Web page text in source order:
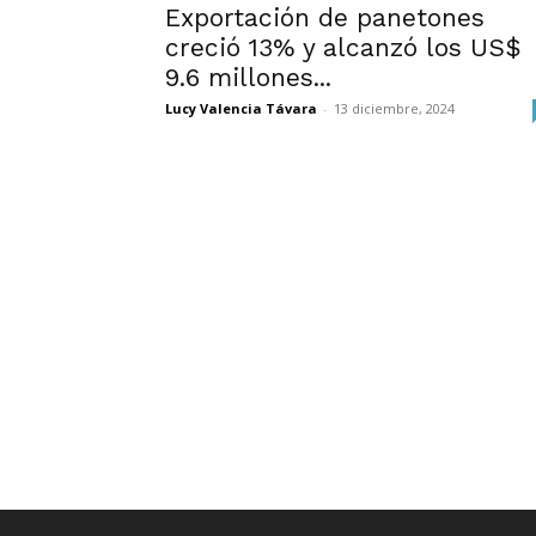
Exportación de panetones
creció 13% y alcanzó los US$
9.6 millones...
Lucy Valencia Távara - 13 diciembre, 2024